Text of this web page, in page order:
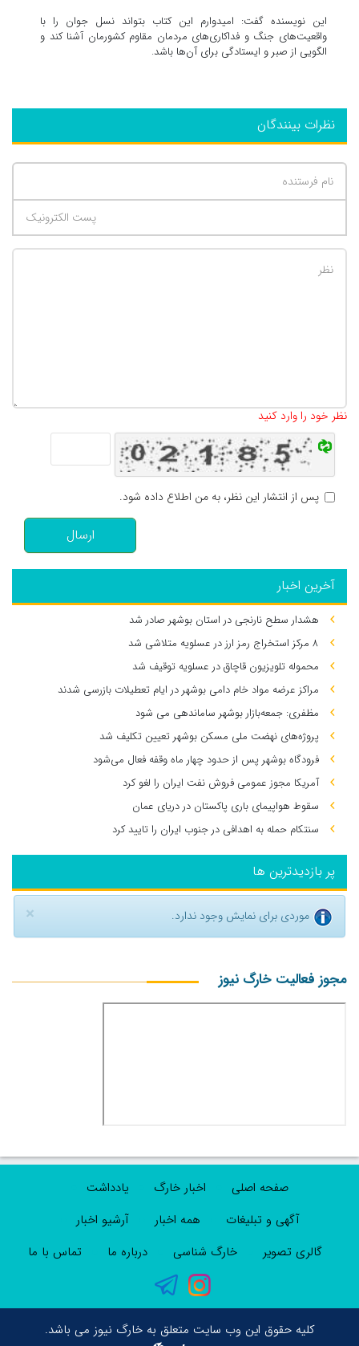
این نویسنده گفت: امیدوارم این کتاب بتواند نسل جوان را با
واقعیت‌های جنگ و فداکاری‌های مردمان مقاوم کشورمان آشنا کند و
الگویی از صبر و ایستادگی برای آن‌ها باشد.
نظرات بینندگان
نظر خود را وارد کنید
پس از انتشار این نظر، به من اطلاع داده شود.
ارسال
آخرین اخبار
هشدار سطح نارنجی در استان بوشهر صادر شد
۸ مرکز استخراج رمز ارز در عسلویه متلاشی شد
محموله تلویزیون قاچاق در عسلویه توقیف شد
مراکز عرضه مواد خام دامی بوشهر در ایام تعطیلات بازرسی شدند
مظفری: جمعه‌بازار بوشهر ساماندهی می‌ شود
پروژه‌های نهضت ملی مسکن بوشهر تعیین تکلیف شد
فرودگاه بوشهر پس از حدود چهار ماه وقفه فعال می‌شود
آمریکا مجوز عمومی فروش نفت ایران را لغو کرد
سقوط هواپیمای باری پاکستان در دریای عمان
سنتکام حمله به اهدافی در جنوب ایران را تایید کرد
پر بازدیدترین ها
× موردی برای نمایش وجود ندارد.
مجوز فعالیت خارگ نیوز
صفحه اصلی اخبار خارگ
یادداشت
آگهی و تبلیغات
همه اخبار
آرشیو اخبار
گالری تصویر
خارگ شناسی درباره ما تماس با ما
کلیه حقوق این وب سایت متعلق به خارگ نیوز می باشد.